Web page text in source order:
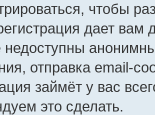
чтобы
дает вам
недоступны
отправка email-
займёт у вас
это сделать.